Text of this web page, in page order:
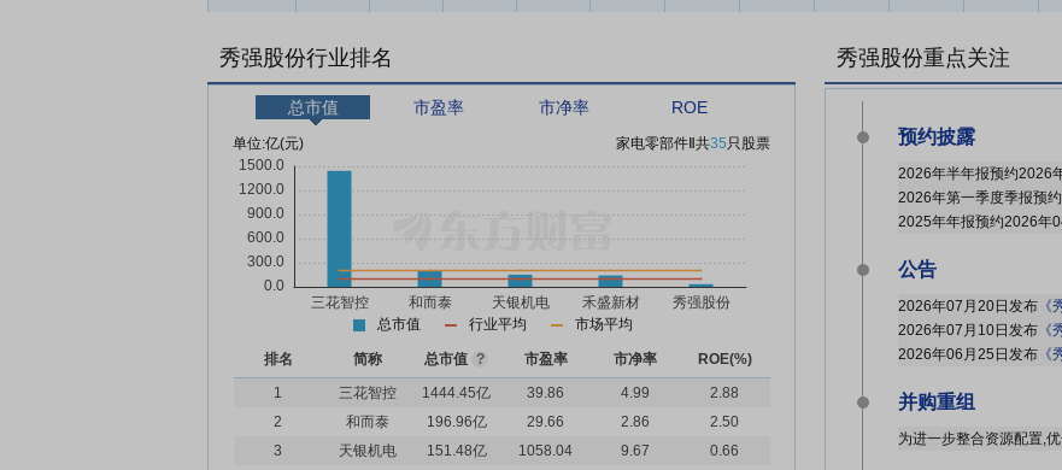
秀强股份行业排名
总市值 市盈率 市净率 ROE
单位:亿(元) 家电零部件Ⅱ 共35只股票
总市值 行业平均 市场平均
排名 简称 总市值 ? 市盈率 市净率
ROE(%)
1
三花智控 1444.45亿 39.86 4.99
2.88
2
和而泰 196.96亿 29.66 2.86
2.50
3
天银机电 151.48亿 1058.04 9.67
0.66
秀强股份重点关注
预约披露
2026年半年报预约2026
2026年第一季度季报预
2025年年报预约2026年
公告
2026年07月20日发布
2026年07月10日发布
2026年06月25日发布
并购重组